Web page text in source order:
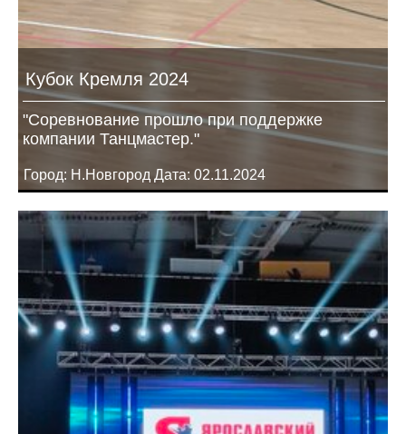
Кубок Кремля 2024
"Соревнование прошло при поддержке
компании Танцмастер."
Город: Н.Новгород Дата: 02.11.2024